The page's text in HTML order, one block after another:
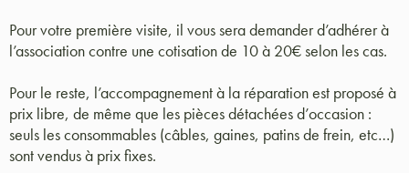
Pour votre première visite, il vous sera demander d’adhérer à
l’association contre une cotisation de 10 à 20€ selon les cas.
Pour le reste, l’accompagnement à la réparation est proposé à
prix libre, de même que les pièces détachées d’occasion :
seuls les consommables (câbles, gaines, patins de frein, etc…)
sont vendus à prix fixes.